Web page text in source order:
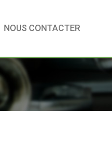
NOUS CONTACTER